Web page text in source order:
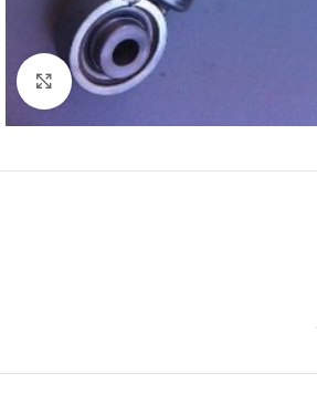
Click to enlarge